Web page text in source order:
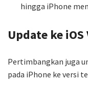
hingga iPhone
Update ke
Pertimbangkan juga
pada iPhone ke versi